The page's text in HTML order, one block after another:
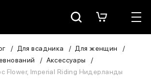
Для всадника
Для женщин
Аксессуары
Flower, Imperial Riding Нидерланды